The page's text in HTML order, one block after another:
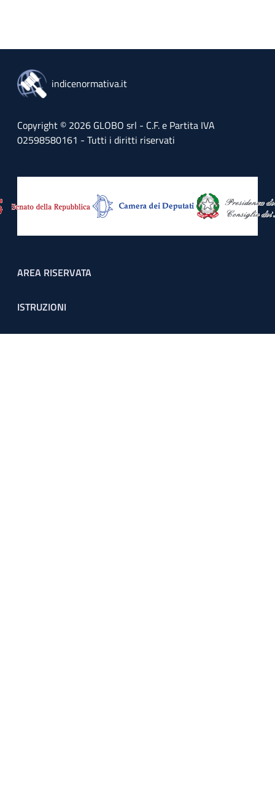
indicenormativa.it
Copyright © 2026 GLOBO srl - C.F. e Partita IVA
02598580161 - Tutti i diritti riservati
Footer menu
AREA RISERVATA
ISTRUZIONI